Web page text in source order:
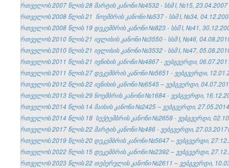
საქართველოს 2007 წლის 28 მარტის კანონი №4532 - სსმ I, №15, 23.04.2007
საქართველოს 2008 წლის 21 ნოემბრის კანონი №537 - სსმ I, №34,
საქართველოს 2008 წლის 19 დეკემბრის კანონი №823 - სსმ I, №41,
საქართველოს 2010 წლის 21 ივლისის კანონი №3550 - სსმ I, №46,
საქართველოს 2010 წლის 21 ივლისის კანონი №3532 - სსმ I, №47,
საქართველოს 2011 წლის 21 ივნისის კანონი №4867 - ვებგვერდი,
საქართველოს 2011 წლის 27 დეკემბრის კანონი №5651 - ვებგვერდი,
საქართველოს 2012 წლის 22 ივნისის კანონი №6545 – ვებგვერდი,
საქართველოს 2013 წლის 29 ნოემბრის კანონი №1684 - ვებგვერდი,
საქართველოს 2014 წლის 14 მაისის კანონი №2425 – ვებგვერდი,
საქართველოს 2014 წლის 18 სექტემბრისკანონი №2658 - ვებგვერდი,
საქართველოს 2017 წლის 22 მარტის კანონი №486 - ვებგვერდი,
საქართველოს 2019 წლის 20 დეკემბრის კანონი №5647 – ვებგვერდი,
საქართველოს 2022 წლის 15 დეკემბრის კანონი №2392 – ვებგვერდი,
საქართველოს 2023 წლის 22 თებერვლის კანონი №2611 – ვებგვერდი,